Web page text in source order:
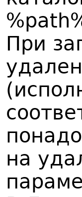
При
на